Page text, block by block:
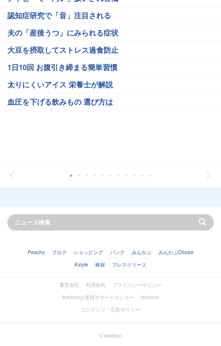
認知症研究で「音」注目される
夫の「産後うつ」にみられる症状
大豆を摂取してストレス過食防止
1日10回 お腹引き締まる簡単習慣
太りにくいアイス 栄養士が解説
血圧を下げる飲みもの 選び方は
Peachy ブログ ショッピング バンク みんかぶ
みんかぶChoice
Kstyle
株探 プレスリリース
運営会社 利用規約
プライバシーポリシー
livedoorお客様サポートセンター
livedoor
コンテンツ・広告ポリシー
© livedoor